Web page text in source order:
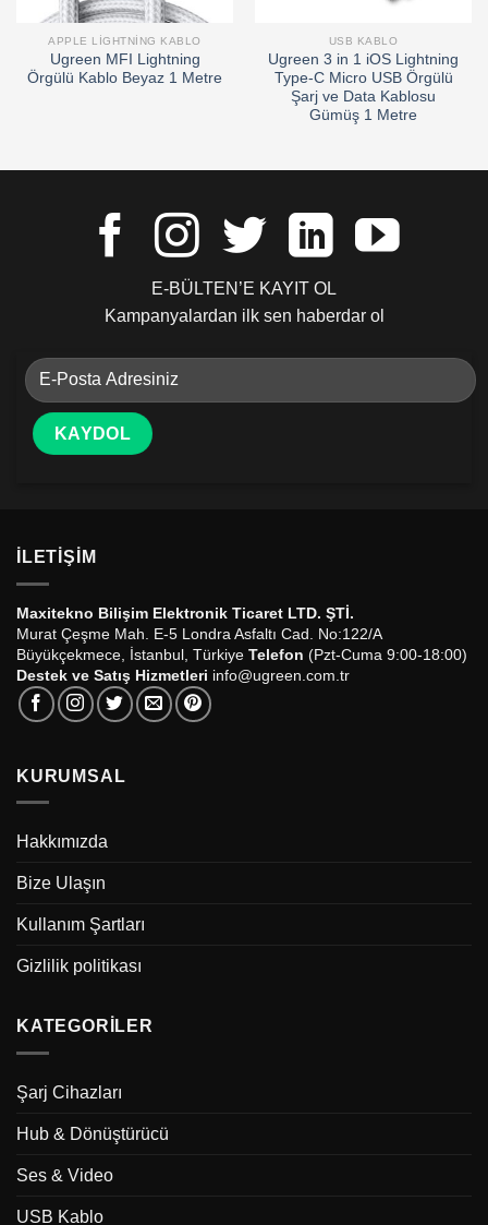
APPLE LIGHTNING KABLO
Ugreen MFI Lightning
Örgülü Kablo Beyaz 1 Metre
USB KABLO
Ugreen 3 in 1 iOS Lightning
Type-C Micro USB Örgülü
Şarj ve Data Kablosu
Gümüş 1 Metre
E-BÜLTEN’E KAYIT OL
Kampanyalardan ilk sen haberdar ol
İLETIŞIM
Maxitekno Bilişim Elektronik Ticaret LTD. ŞTİ.
Murat Çeşme Mah. E-5 Londra Asfaltı Cad. No:122/A
Büyükçekmece, İstanbul, Türkiye Telefon (Pzt-Cuma 9:00-18:00)
Destek ve Satış Hizmetleri info@ugreen.com.tr
KURUMSAL
Hakkımızda
Bize Ulaşın
Kullanım Şartları
Gizlilik politikası
KATEGORILER
Şarj Cihazları
Hub & Dönüştürücü
Ses & Video
USB Kablo